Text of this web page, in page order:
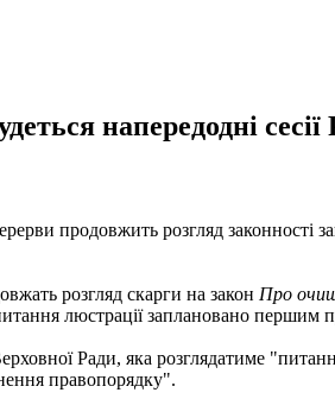
напередодні
продовжить розгляд
розгляд скарги на закон Про
люстрації заплановано
Ради, яка розглядатиме
правопорядку".